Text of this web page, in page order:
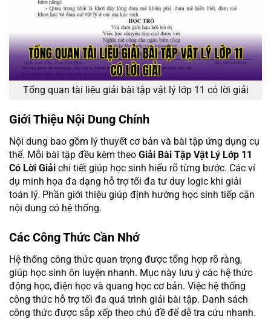
Tổng quan tài liệu giải bài tập vật lý lớp 11 có lời giải
Giới Thiệu Nội Dung Chính
Nội dung bao gồm lý thuyết cơ bản và bài tập ứng dụng cụ
thể. Mỗi bài tập đều kèm theo Giải Bài Tập Vật Lý Lớp 11
Có Lời Giải chi tiết giúp học sinh hiểu rõ từng bước. Các ví
dụ minh họa đa dạng hỗ trợ tối đa tư duy logic khi giải
toán lý. Phần giới thiệu giúp định hướng học sinh tiếp cận
nội dung có hệ thống.
Các Công Thức Cần Nhớ
Hệ thống công thức quan trọng được tổng hợp rõ ràng,
giúp học sinh ôn luyện nhanh. Mục này lưu ý các hệ thức
động học, điện học và quang học cơ bản. Việc hệ thống
công thức hỗ trợ tối đa quá trình giải bài tập. Danh sách
công thức được sắp xếp theo chủ đề để dễ tra cứu nhanh.